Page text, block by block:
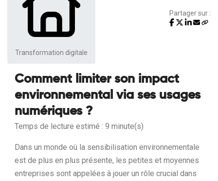
Transformation digitale
Partager sur :
Comment limiter son impact
environnemental via ses usages
numériques ?
Temps de lecture estimé : 9 minute(s)
Dans un monde où la sensibilisation environnementale
est de plus en plus présente, les petites et moyennes
entreprises sont appelées à jouer un rôle crucial dans